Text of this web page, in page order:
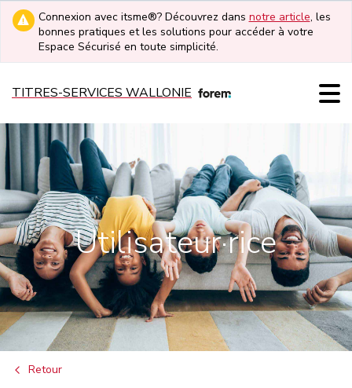
Connexion avec itsme®? Découvrez dans notre article, les
bonnes pratiques et les solutions pour accéder à votre
Espace Sécurisé en toute simplicité.
TITRES-SERVICES WALLONIE
Utilisateur·rice
Retour